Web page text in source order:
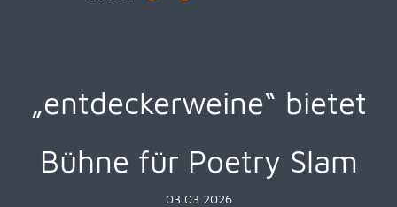
„entdeckerweine“ bietet
Bühne für Poetry Slam
03.03.2026